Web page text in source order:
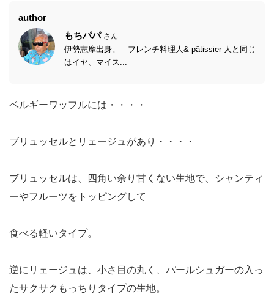
author
もちパパ さん
伊勢志摩出身。 フレンチ料理人& pâtissier 人と同じ
はイヤ、マイス...
ベルギーワッフルには・・・・
ブリュッセルとリェージュがあり・・・・
ブリュッセルは、四角い余り甘くない生地で、シャンティ
ーやフルーツをトッピングして
食べる軽いタイプ。
逆にリェージュは、小さ目の丸く、パールシュガーの入っ
たサクサクもっちりタイプの生地。